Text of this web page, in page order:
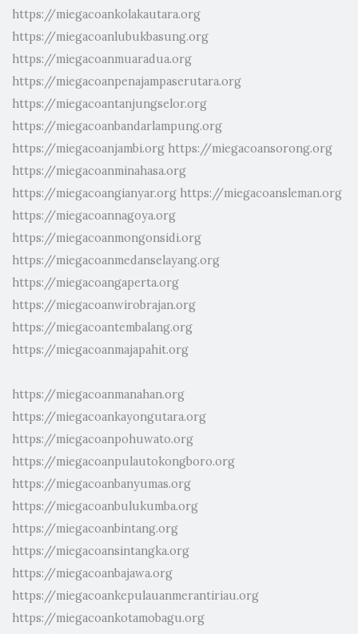
https://miegacoankolakautara.org
https://miegacoanlubukbasung.org
https://miegacoanmuaradua.org
https://miegacoanpenajampaserutara.org
https://miegacoantanjungselor.org
https://miegacoanbandarlampung.org
https://miegacoanjambi.org https://miegacoansorong.org
https://miegacoanminahasa.org
https://miegacoangianyar.org https://miegacoansleman.org
https://miegacoannagoya.org
https://miegacoanmongonsidi.org
https://miegacoanmedanselayang.org
https://miegacoangaperta.org
https://miegacoanwirobrajan.org
https://miegacoantembalang.org
https://miegacoanmajapahit.org
https://miegacoanmanahan.org
https://miegacoankayongutara.org
https://miegacoanpohuwato.org
https://miegacoanpulautokongboro.org
https://miegacoanbanyumas.org
https://miegacoanbulukumba.org
https://miegacoanbintang.org
https://miegacoansintangka.org
https://miegacoanbajawa.org
https://miegacoankepulauanmerantiriau.org
https://miegacoankotamobagu.org